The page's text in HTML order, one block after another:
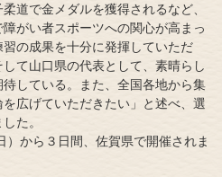
道で金メダルを獲得されるなど、
がい者スポーツへの関心が高まっ
の成果を十分に発揮していただ
て山口県の代表として、素晴らし
している。また、全国各地から集
広げていただきたい」と述べ、選
た。
から３日間、佐賀県で開催されま